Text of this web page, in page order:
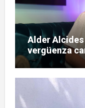
Alder
vergüenza
a Soda